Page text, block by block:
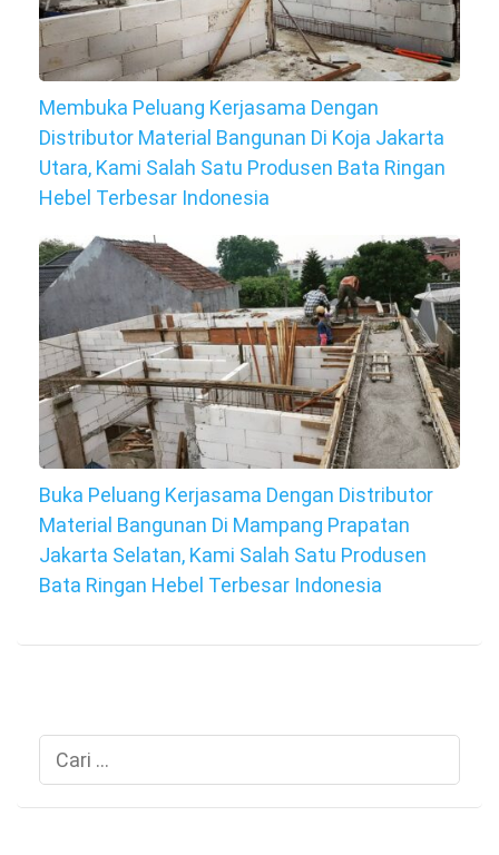
Membuka Peluang Kerjasama Dengan
Distributor Material Bangunan Di Koja Jakarta
Utara, Kami Salah Satu Produsen Bata Ringan
Hebel Terbesar Indonesia
Buka Peluang Kerjasama Dengan Distributor
Material Bangunan Di Mampang Prapatan
Jakarta Selatan, Kami Salah Satu Produsen
Bata Ringan Hebel Terbesar Indonesia
Cari
untuk: